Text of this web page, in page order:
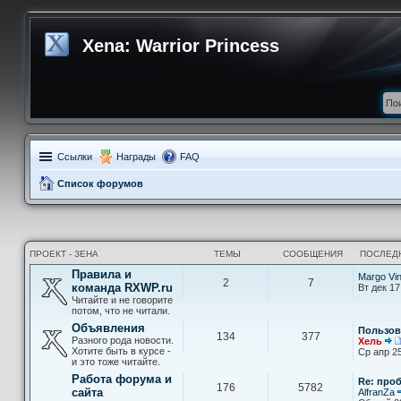
Xena: Warrior Princess
Ссылки Награды FAQ
Список форумов
ПРОЕКТ - ЗЕНА ТЕМЫ СООБЩЕНИЯ
Правила и
команда RXWP.ru
Читайте и не говорите
потом, что не читали.
2 7
Margo
Вт дек
Объявления
Разного рода новости.
Хотите быть в курсе -
и это тоже читайте.
134 377
Хель
Ср апр
Работа форума и
сайта
176 5782
Re:
AlfranZa